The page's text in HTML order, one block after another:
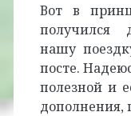
Вот в
получился
нашу
посте.
полезной и
дополнения,